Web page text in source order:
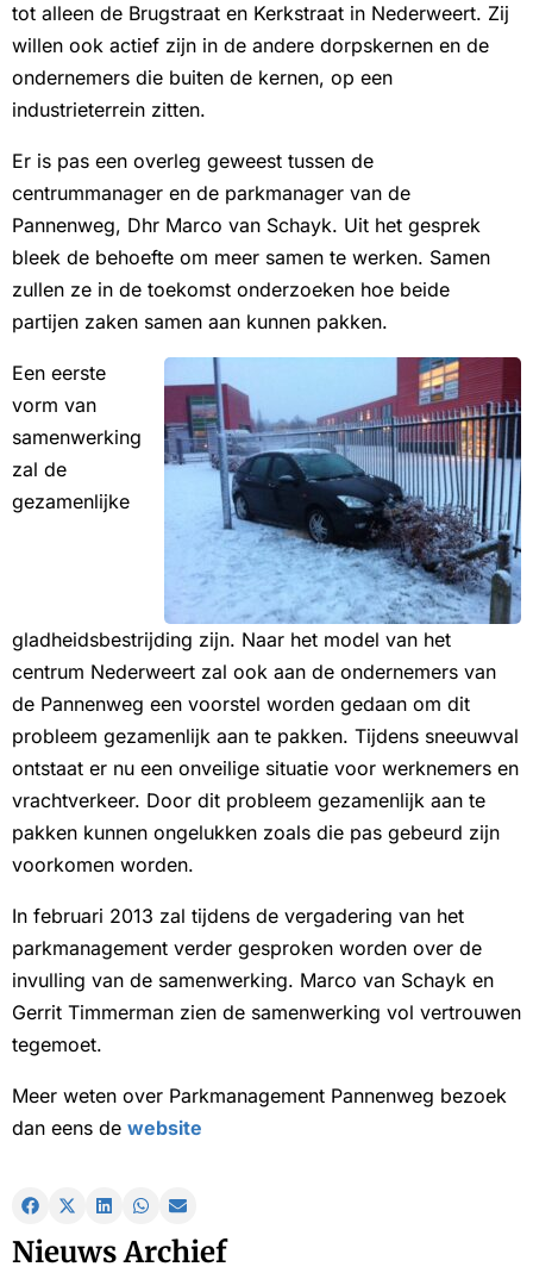
tot alleen de Brugstraat en Kerkstraat in Nederweert. Zij
willen ook actief zijn in de andere dorpskernen en de
ondernemers die buiten de kernen, op een
industrieterrein zitten.
Er is pas een overleg geweest tussen de
centrummanager en de parkmanager van de
Pannenweg, Dhr Marco van Schayk. Uit het gesprek
bleek de behoefte om meer samen te werken. Samen
zullen ze in de toekomst onderzoeken hoe beide
partijen zaken samen aan kunnen pakken.
Een eerste
vorm van
samenwerking
zal de
gezamenlijke
gladheidsbestrijding zijn. Naar het model van het
centrum Nederweert zal ook aan de ondernemers van
de Pannenweg een voorstel worden gedaan om dit
probleem gezamenlijk aan te pakken. Tijdens sneeuwval
ontstaat er nu een onveilige situatie voor werknemers en
vrachtverkeer. Door dit probleem gezamenlijk aan te
pakken kunnen ongelukken zoals die pas gebeurd zijn
voorkomen worden.
In februari 2013 zal tijdens de vergadering van het
parkmanagement verder gesproken worden over de
invulling van de samenwerking. Marco van Schayk en
Gerrit Timmerman zien de samenwerking vol vertrouwen
tegemoet.
Meer weten over Parkmanagement Pannenweg bezoek
dan eens de website
Nieuws Archief